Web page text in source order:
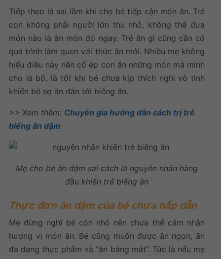
Tiếp theo là sai lầm khi cho bé tiếp cận món ăn. Trẻ
con không phải người lớn thu nhỏ, không thể đưa
món nào là ăn món đó ngay. Trẻ ăn gì cũng cần có
quá trình làm quen với thức ăn mới. Nhiều mẹ không
hiểu điều này nên cố ép con ăn những món mà mình
cho là bổ, là tốt khi bé chưa kịp thích nghi vô tình
khiến bé sợ ăn dẫn tới biếng ăn.
>> Xem thêm: Chuyên gia hướng dẫn cách trị trẻ
biếng ăn dặm
Mẹ cho bé ăn dặm sai cách là nguyên nhân hàng
đầu khiến trẻ biếng ăn
Thực đơn ăn dặm của bé chưa hấp dẫn
Mẹ đừng nghĩ bé còn nhỏ nên chưa thể cảm nhận
hương vị món ăn. Bé cũng muốn được ăn ngon, ăn
đa dạng thực phẩm và “ăn bằng mắt”. Tức là nếu mẹ